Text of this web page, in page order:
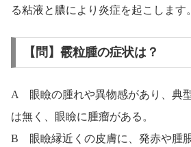
る粘液と膿により炎症を起こします。
【問】霰粒腫の症状は？
A 眼瞼の腫れや異物感があり、典
は無く、眼瞼に腫瘤がある。
B 眼瞼縁近くの皮膚に、発赤や腫脹